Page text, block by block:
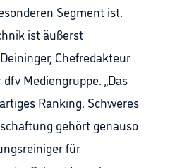
Segment ist.
ist äußerst
Chefredakteur
Mediengruppe. „Das
Ranking. Schweres
gehört genauso
für